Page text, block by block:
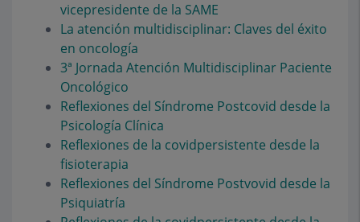
vicepresidente de la SAME
La atención multidisciplinar: Claves del éxito
en oncología
3ª Jornada Atención Multidisciplinar Paciente
Oncológico
Reflexiones del Síndrome Postcovid desde la
Psicología Clínica
Reflexiones de la covidpersistente desde la
fisioterapia
Reflexiones del Síndrome Postvovid desde la
Psiquiatría